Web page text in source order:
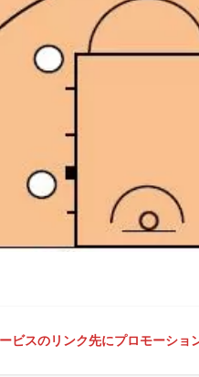
ビスのリンク先にプロモーショ